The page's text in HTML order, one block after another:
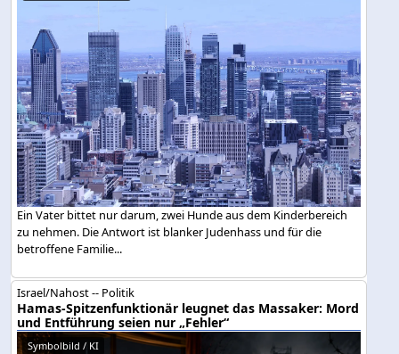
Ein Vater bittet nur darum, zwei Hunde aus dem Kinderbereich
zu nehmen. Die Antwort ist blanker Judenhass und für die
betroffene Familie...
Israel/Nahost -- Politik
Hamas-Spitzenfunktionär leugnet das Massaker: Mord
und Entführung seien nur „Fehler“
Symbolbild / KI